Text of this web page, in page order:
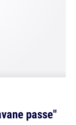
passe"